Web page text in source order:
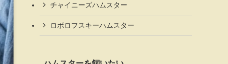
チャイニーズハムスター
ロボロフスキーハムスター